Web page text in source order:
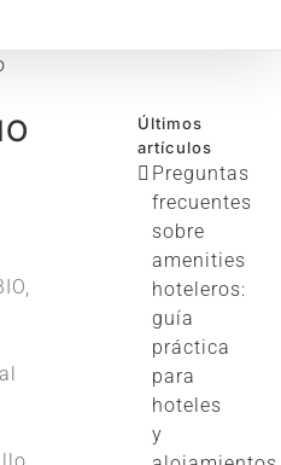
Últimos
artículos
Preguntas
frecuentes
sobre
amenities
hoteleros:
guía
práctica
para
hoteles
y